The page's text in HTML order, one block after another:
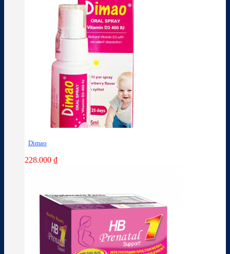
Dimao
228.000 ₫